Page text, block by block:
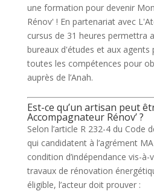
une formation pour devenir
Rénov' ! En partenariat avec
cursus de 31 heures permettra
bureaux d'études et aux agents
toutes les compétences pour
auprès de l’Anah.
Est-ce qu’un artisan peut
Accompagnateur Rénov’ ?
Selon l’article R 232-4 du Code
qui candidatent à l’agrément
condition d’indépendance vis-à-
travaux de rénovation
éligible, l’acteur doit prouver :